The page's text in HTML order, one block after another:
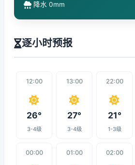
降水 0mm
逐小时预报
12:00
26°
3-4级
13:00
27°
3-4级
22:00
21°
1-3级
00:00 01:00 02:00